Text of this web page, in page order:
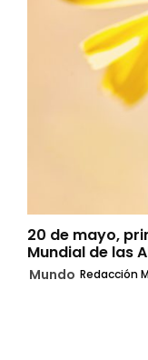
20 de mayo,
Mundial de las
Mundo Redacción